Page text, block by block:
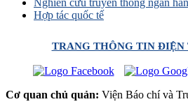
Hợp tác quốc tế
TRANG THÔNG TIN ĐIỆN
Cơ quan chủ quản: Viện Báo chí và